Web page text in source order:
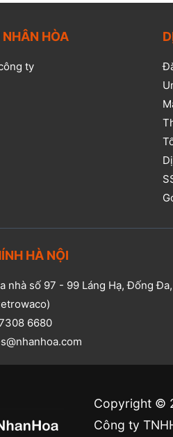
HÒA
ty
HÀ NỘI
nhà số 97 - 99 Láng Hạ, Đống
6680
Copyright ©
Công ty